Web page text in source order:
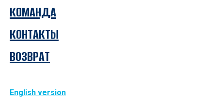
КОМАНДА
КОНТАКТЫ
ВОЗВРАТ
English version